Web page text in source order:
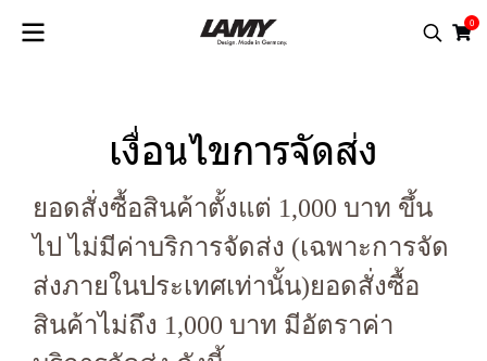
0
เงื่อนไขการจัดส่ง
ยอดสั่งซื้อสินค้าตั้งแต่ 1,000 บาท ขึ้น
ไป ไม่มีค่าบริการจัดส่ง (เฉพาะการจัด
ส่งภายในประเทศเท่านั้น)ยอดสั่งซื้อ
สินค้าไม่ถึง 1,000 บาท มีอัตราค่า